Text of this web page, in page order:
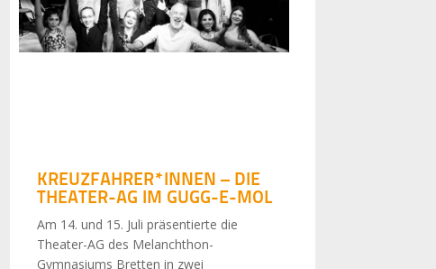
KREUZFAHRER*INNEN – DIE
THEATER-AG IM GUGG-E-MOL
Am 14. und 15. Juli präsentierte die
Theater-AG des Melanchthon-
Gymnasiums Bretten in zwei